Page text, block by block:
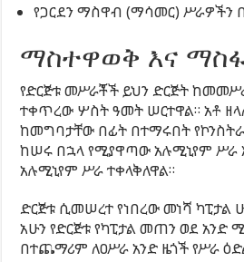
የጋርደን ማስዋብ (ማሳመር) ሥራዎችን
ማስተዋወቅ እና
የድርጅቱ መሥራቾች ይህን ድርጅት
ተቀጥረው ሦስት ዓመት ሠርተዋል። አቶ
ከመግባታቸው በፊት በተማሩበት
ከሠሩ በኋላ የሚያዋጣው አሉሚኒየም ሥራ
አሉሚኒየም ሥራ ተቀላቅለዋል።
ድርጅቱ ሲመሠረተ የነበረው መነሻ ካፒታል
አሁን የድርጅቱ የካፒታል መጠን ወደ አንድ
በተጨማሪም ለዐሥራ አንድ ዜጎች የሥራ